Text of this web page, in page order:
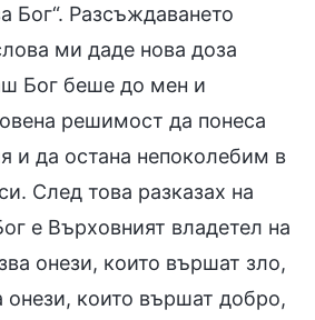
Бог“. Разсъждаването
ми даде нова доза
Бог беше до мен и
решимост да понеса
и да остана непоколебим в
След това разказах на
е Върховният владетел на
онези, които вършат зло,
онези, които вършат добро,